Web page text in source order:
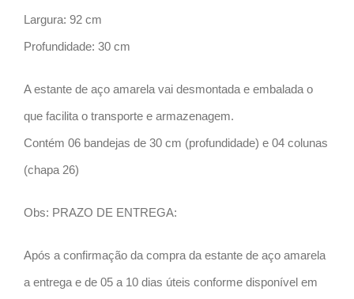
Largura: 92 cm
Profundidade: 30 cm
A estante de aço amarela vai desmontada e embalada o
que facilita o transporte e armazenagem.
Contém 06 bandejas de 30 cm (profundidade) e 04 colunas
(chapa 26)
Obs: PRAZO DE ENTREGA:
Após a confirmação da compra da estante de aço amarela
a entrega e de 05 a 10 dias úteis conforme disponível em